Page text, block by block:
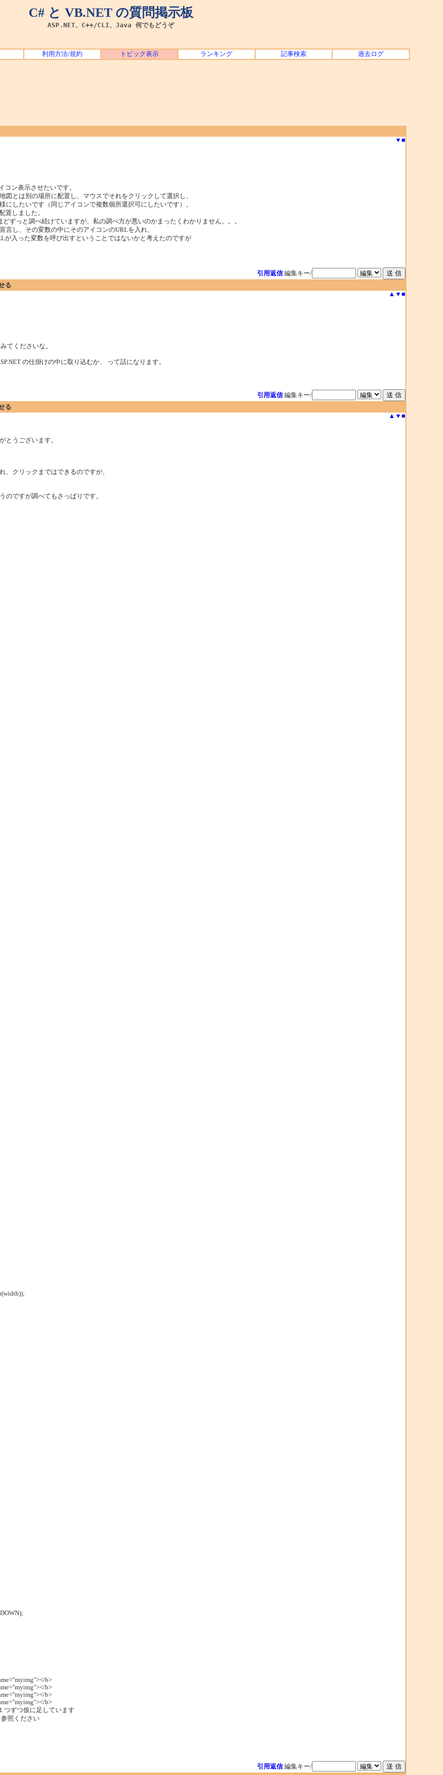
C# と VB.NET の質問掲示板
ASP.NET、C++/CLI、Java 何でもどうぞ
利用方法/規約 トピック表示 ランキング 記事検索 過去ログ
▼ ■
コン表示させたいです。
図とは別の場所に配置し、マウスでそれをクリックして選択し、
したいです（同じアイコンで複数個所選択可にしたいです）。
置しました。
ずっと調べ続けていますが、私の調べ方が悪いのかまったくわかりません。。。
し、その変数の中にそのアイコンのURLを入れ、
が入った変数を呼び出すということではないかと考えたのですが
引用返信 編集キー/
る
▲ ▼ ■
てくださいな。
の仕掛けの中に取り込むか、 って話になります。
引用返信 編集キー/
る
▲ ▼ ■
とうございます。
、クリックまではできるのですが、
のですが調べてもさっぱりです。
b>
b>
b>
b>
つずつ仮に足しています
照ください
引用返信 編集キー/